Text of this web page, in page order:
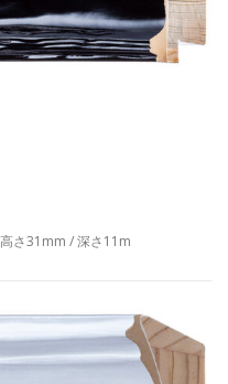
さ31mm / 深さ11m